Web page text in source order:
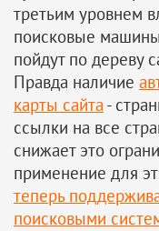
третьим уровнем
поисковые
пойдут по дереву
Правда наличие
карты сайта -
ссылки на все
снижает это
применение для
теперь
поисковыми